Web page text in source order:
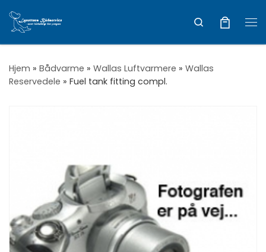
Vis hele indholdet
Search
Hjem » Bådvarme » Wallas Luftvarmere » Wallas
Reservedele » Fuel tank fitting compl.